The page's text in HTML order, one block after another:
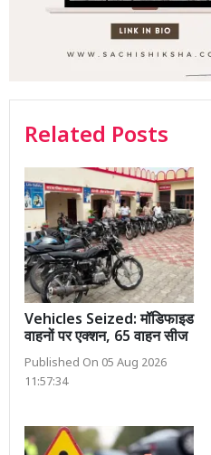
Related Posts
Vehicles Seized: मॉडिफाइड
वाहनों पर एक्शन, 65 वाहन सीज
Published On 05 Aug 2026
11:57:34